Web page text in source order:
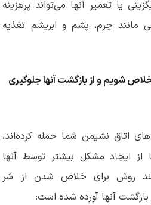
یا تعمیر آنها می‌تواند پرهزینه
مانند چرم، پشم و ابریشم تغذیه
شویم و از بازگشت آنها جلوگیری
اتاق نشیمن شما حمله کرده‌اند،
از ایجاد مشکل بیشتر توسط آنها
چند روش برای خلاص شدن از شر
آنها آورده شده است: